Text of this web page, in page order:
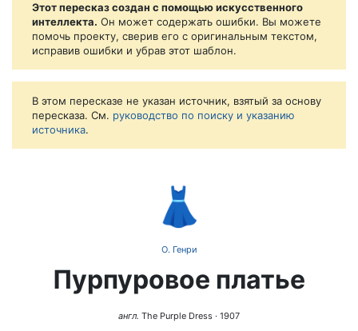
Этот пересказ создан с помощью искусственного
интеллекта. Он может содержать ошибки. Вы можете
помочь проекту, сверив его с оригинальным текстом,
исправив ошибки и убрав этот шаблон.
В этом пересказе не указан источник, взятый за основу
пересказа. См. руководство по поиску и указанию
источника.
👗
О. Генри
Пурпуровое платье
англ. The Purple Dress · 1907